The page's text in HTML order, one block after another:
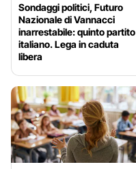
Sondaggi politici, Futuro
Nazionale di Vannacci
inarrestabile: quinto partito
italiano. Lega in caduta
libera